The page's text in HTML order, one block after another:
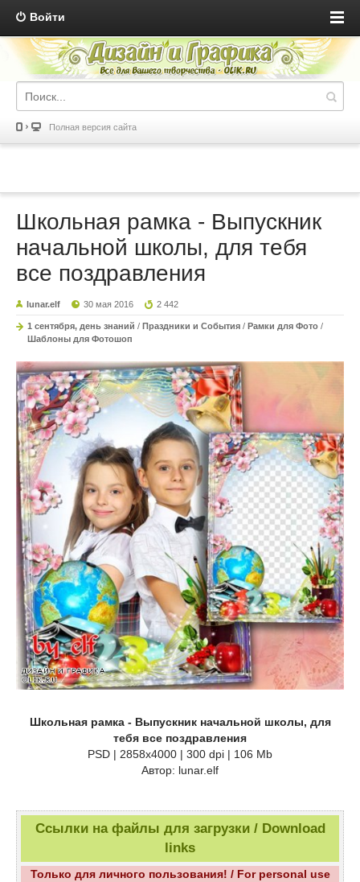
Войти
Полная версия сайта
Школьная рамка - Выпускник
начальной школы, для тебя
все поздравления
lunar.elf 30 мая 2016 2 442
1 сентября, день знаний / Праздники и События / Рамки для Фото /
Шаблоны для Фотошоп
Школьная рамка - Выпускник начальной школы, для
тебя все поздравления
PSD | 2858х4000 | 300 dpi | 106 Mb
Автор: lunar.elf
Ссылки на файлы для загрузки / Download
links
Только для личного пользования! / For personal use